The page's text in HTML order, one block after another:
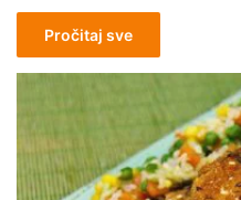
Pročitaj sve